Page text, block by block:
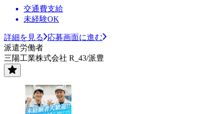
交通費支給
未経験OK
詳細を見る
応募画面に進む
派遣労働者
三陽工業株式会社 R_43/派豊